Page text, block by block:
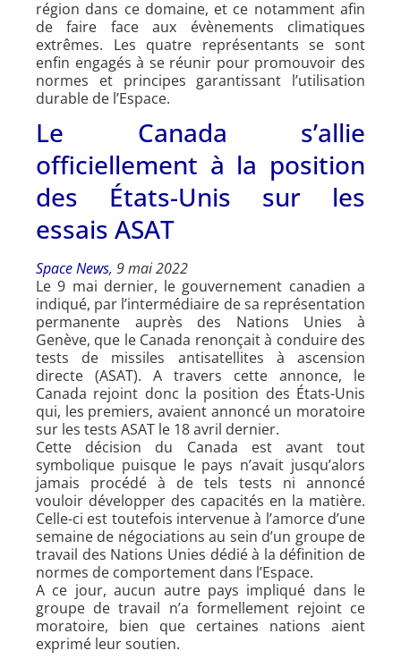
région dans ce domaine, et ce notamment afin
de faire face aux évènements climatiques
extrêmes. Les quatre représentants se sont
enfin engagés à se réunir pour promouvoir des
normes et principes garantissant l’utilisation
durable de l’Espace.
Le Canada s’allie
officiellement à la position
des États-Unis sur les
essais ASAT
Space News, 9 mai 2022
Le 9 mai dernier, le gouvernement canadien a
indiqué, par l’intermédiaire de sa représentation
permanente auprès des Nations Unies à
Genève, que le Canada renonçait à conduire des
tests de missiles antisatellites à ascension
directe (ASAT). A travers cette annonce, le
Canada rejoint donc la position des États-Unis
qui, les premiers, avaient annoncé un moratoire
sur les tests ASAT le 18 avril dernier.
Cette décision du Canada est avant tout
symbolique puisque le pays n’avait jusqu’alors
jamais procédé à de tels tests ni annoncé
vouloir développer des capacités en la matière.
Celle-ci est toutefois intervenue à l’amorce d’une
semaine de négociations au sein d’un groupe de
travail des Nations Unies dédié à la définition de
normes de comportement dans l’Espace.
A ce jour, aucun autre pays impliqué dans le
groupe de travail n’a formellement rejoint ce
moratoire, bien que certaines nations aient
exprimé leur soutien.